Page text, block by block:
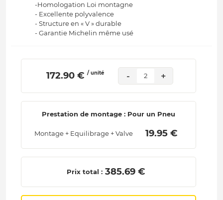
-Homologation Loi montagne
- Excellente polyvalence
- Structure en « V » durable
- Garantie Michelin même usé
172.90 € / unité - 2 +
Prestation de montage : Pour un Pneu
Montage + Equilibrage + Valve 19.95 €
Prix total : 385.69 €